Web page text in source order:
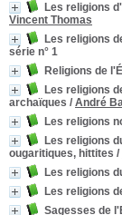
Les religions
Vincent Thomas
Les religions
série n° 1
Religions de
Les religions
archaïques / André
Les religions
Les religions
ougaritiques, hittites /
Les religions
Les religions
Sagesses de